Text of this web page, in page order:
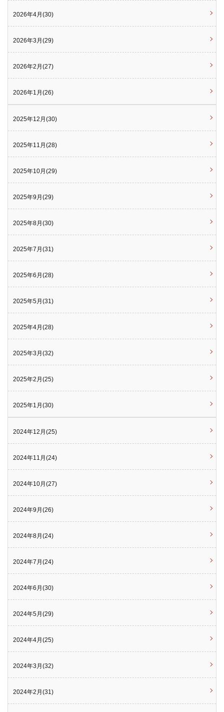
2026年4月(30)
2026年3月(29)
2026年2月(27)
2026年1月(26)
2025年12月(30)
2025年11月(28)
2025年10月(29)
2025年9月(29)
2025年8月(30)
2025年7月(31)
2025年6月(28)
2025年5月(31)
2025年4月(28)
2025年3月(32)
2025年2月(25)
2025年1月(30)
2024年12月(25)
2024年11月(24)
2024年10月(27)
2024年9月(26)
2024年8月(24)
2024年7月(24)
2024年6月(30)
2024年5月(29)
2024年4月(25)
2024年3月(32)
2024年2月(31)